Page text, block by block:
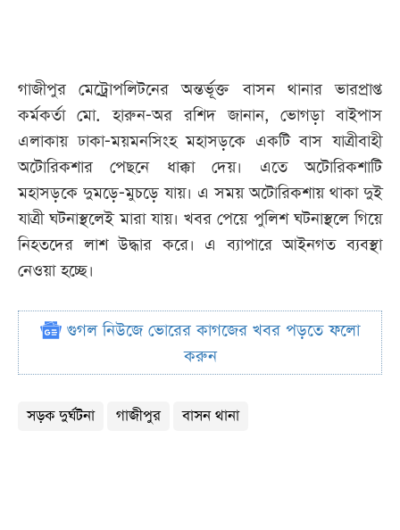
গাজীপুর মেট্রোপলিটনের অন্তর্ভূক্ত বাসন থানার ভারপ্রাপ্ত
কর্মকর্তা মো. হারুন-অর রশিদ জানান, ভোগড়া বাইপাস
এলাকায় ঢাকা-ময়মনসিংহ মহাসড়কে একটি বাস যাত্রীবাহী
অটোরিকশার পেছনে ধাক্কা দেয়। এতে অটোরিকশাটি
মহাসড়কে দুমড়ে-মুচড়ে যায়। এ সময় অটোরিকশায় থাকা দুই
যাত্রী ঘটনাস্থলেই মারা যায়। খবর পেয়ে পুলিশ ঘটনাস্থলে গিয়ে
নিহতদের লাশ উদ্ধার করে। এ ব্যাপারে আইনগত ব্যবস্থা
নেওয়া হচ্ছে।
গুগল নিউজে ভোরের কাগজের খবর পড়তে ফলো
করুন
সড়ক দুর্ঘটনা গাজীপুর বাসন থানা